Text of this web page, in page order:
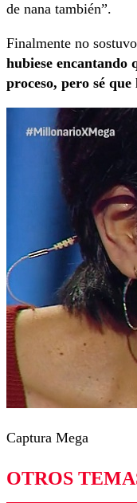
de nana también”.
Finalmente no
hubiese encantando
proceso, pero sé
Captura Mega
OTROS